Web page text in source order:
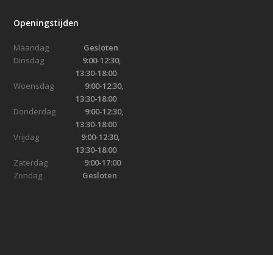
Openingstijden
Maandag Gesloten
Dinsdag 9:00-12:30,
13:30-18:00
Woensdag
9:00-12:30,
13:30-18:00
Donderdag 9:00-12:30,
13:30-18:00
Vrijdag 9:00-12:30,
13:30-18:00
Zaterdag 9:00-17:00
Zondag Gesloten